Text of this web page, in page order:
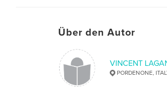
Über den Autor
VINCENT
PORDENONE,